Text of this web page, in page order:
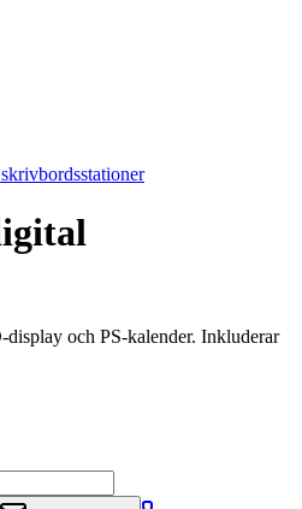
och PS-kalender. Inkluderar